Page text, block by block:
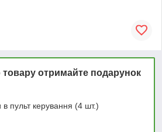
товару отримайте подарунок
в пульт керування (4 шт.)